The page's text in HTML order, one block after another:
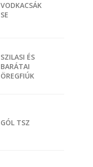
VODKACSÁK
SE
SZILASI ÉS
BARÁTAI
ÖREGFIÚK
GÓL TSZ